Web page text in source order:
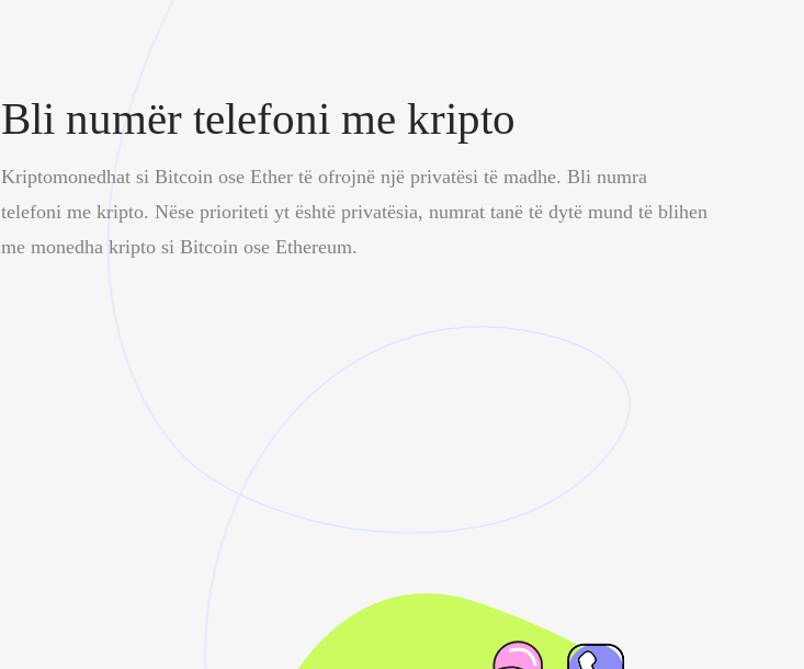
Bli numër telefoni me kripto
Kriptomonedhat si Bitcoin ose Ether të ofrojnë një privatësi të madhe. Bli numra
telefoni me kripto. Nëse prioriteti yt është privatësia, numrat tanë të dytë mund të blihen
me monedha kripto si Bitcoin ose Ethereum.